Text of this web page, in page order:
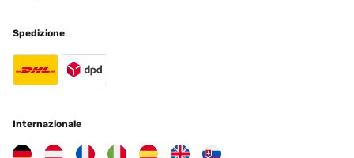
nicht besonders geschickt in handwerklichen Dingen bin, konnte
Anleitung war verständlich und gut durchdacht. Es müssen
lediglich aus dem Baumarkt Betonsteinplatten o.Ä. lastabgebendes
für die Füße gekauft werden (Kosten nicht besonders viel)Alles in
Ebene gehoben und bietet den idealen Schutz vor Sonne und
machen diesen Sonnenschirm zu etwas ganz Besonderem. Wenn
Spedizione
Internazionale